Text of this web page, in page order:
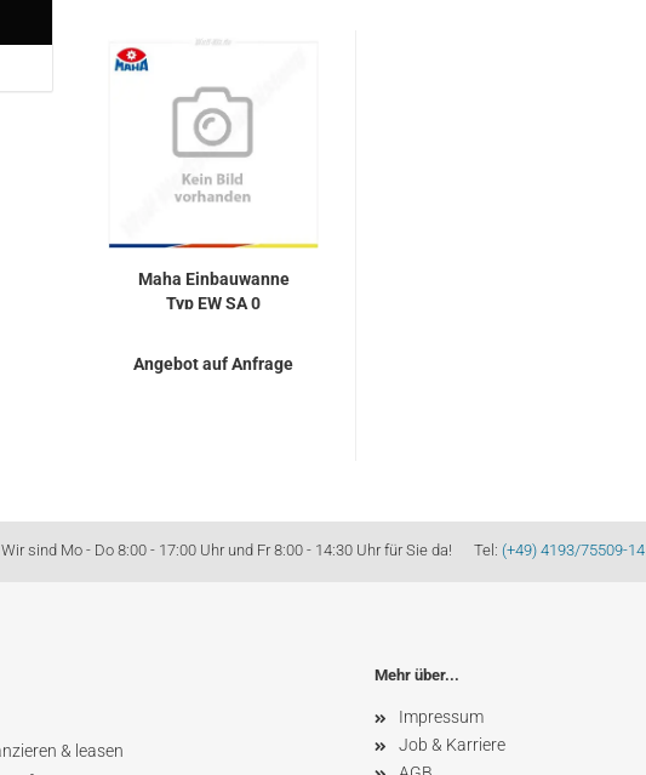
Maha Ein­bau­wan­ne
Typ EW SA 0
Angebot auf Anfrage
sind Mo - Do 8:00 - 17:00 Uhr und Fr 8:00 - 14:30 Uhr für Sie da! Tel: (+49) 4193/75509-14
& leasen
Mehr über...
Impressum
Job & Karriere